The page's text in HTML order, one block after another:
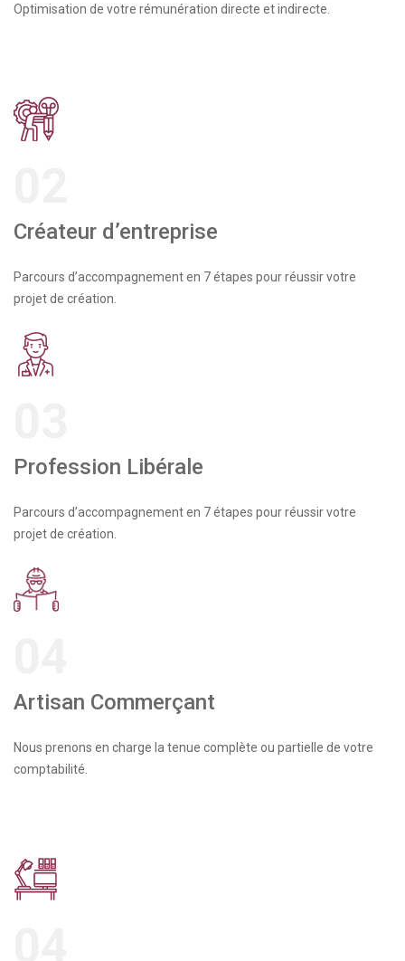
Optimisation de votre rémunération directe et indirecte.
Créateur d’entreprise
Parcours d’accompagnement en 7 étapes pour réussir votre
projet de création.
Profession Libérale
Parcours d’accompagnement en 7 étapes pour réussir votre
projet de création.
Artisan Commerçant
Nous prenons en charge la tenue complète ou partielle de votre
comptabilité.